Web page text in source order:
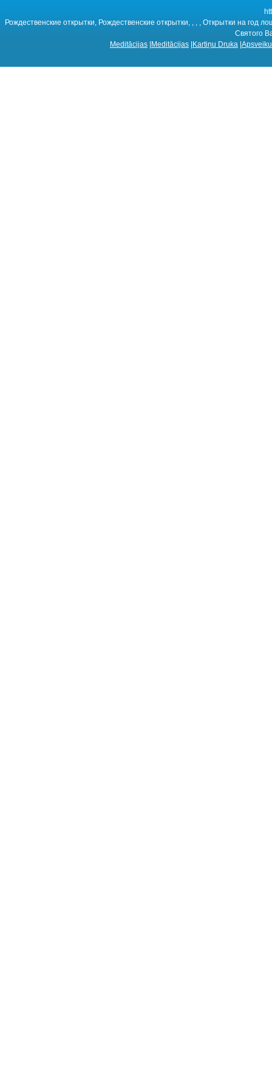
Рождественские открытки, Рождественские открытки, , , , Открытки на
Святого
Meditācijas Meditācijas Kartiņu Druka